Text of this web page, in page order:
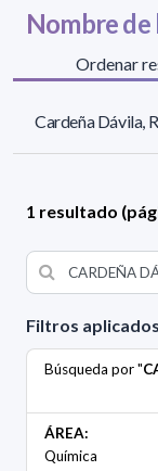
Filtros aplicados
Búsqueda por "
ÁREA:
Química
Nombre de
Ordenar
Cardeña Dávila,
1 resultado